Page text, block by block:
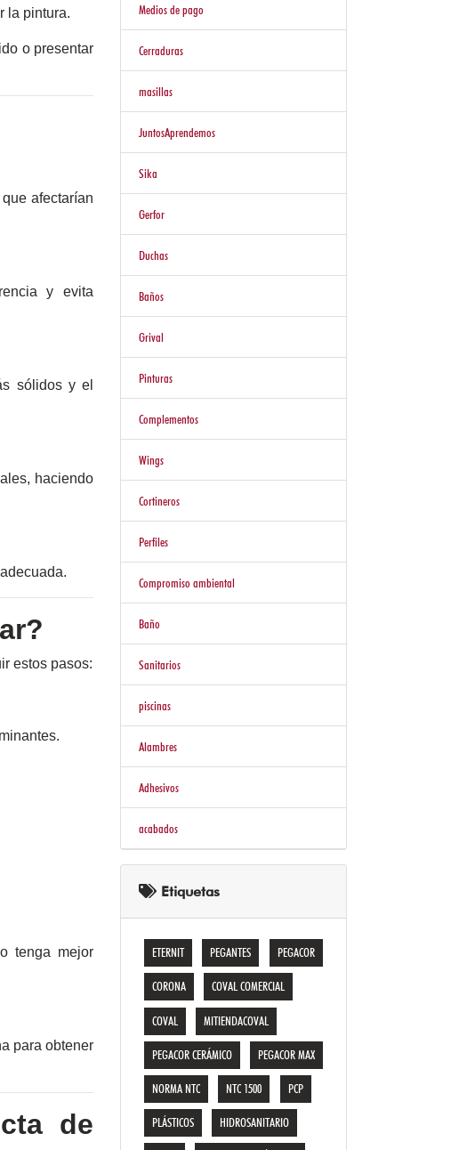
la pintura.
o presentar
afectarían
y evita
sólidos y el
haciendo
estos pasos:
tenga mejor
para obtener
de
Medios de pago
Cerraduras
masillas
JuntosAprendemos
Sika
Gerfor
Duchas
Baños
Grival
Pinturas
Complementos
Wings
Cortineros
Perfiles
Compromiso ambiental
Baño
Sanitarios
piscinas
Alambres
Adhesivos
acabados
Etiquetas
ETERNIT PEGANTES PEGACOR
CORONA COVAL COMERCIAL
COVAL MITIENDACOVAL
PEGACOR CERÁMICO PEGACOR MAX
NORMA NTC NTC 1500 PCP
PLÁSTICOS HIDROSANITARIO